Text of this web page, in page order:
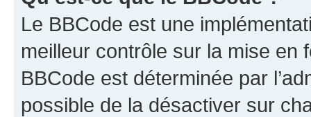
Le BBCode est une
meilleur contrôle sur la mise en
BBCode est déterminée par
possible de la désactiver sur